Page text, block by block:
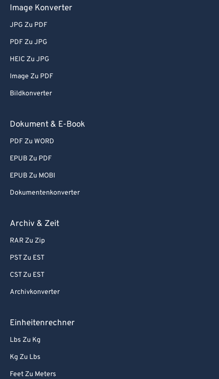
Image Konverter
JPG Zu PDF
PDF Zu JPG
HEIC Zu JPG
Image Zu PDF
Bildkonverter
Dokument & E-Book
PDF Zu WORD
EPUB Zu PDF
EPUB Zu MOBI
Dokumentenkonverter
Archiv & Zeit
RAR Zu Zip
PST Zu EST
CST Zu EST
Archivkonverter
Einheitenrechner
Lbs Zu Kg
Kg Zu Lbs
Feet Zu Meters